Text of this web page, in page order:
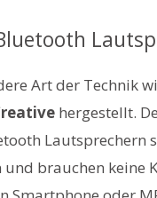
Art der Technik
hergestellt.
Lautsprechern
brauchen keine